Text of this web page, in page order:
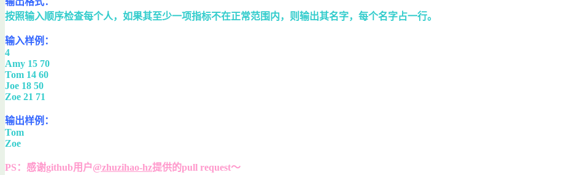
按照输入顺序检查每个人，如果其至少一项指标不在正常范围内，则输出其名字，每个名字占一行。
输入样例：
4
Amy 15 70
Tom 14 60
Joe 18 50
Zoe 21 71
输出样例：
Tom
Zoe
PS：感谢github用户@zhuzihao-hz提供的pull request～